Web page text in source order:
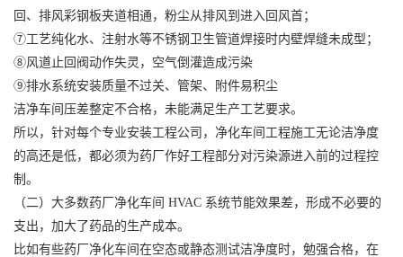
回、排风彩钢板夹道相通，粉尘从排风到进入回风首；
⑦工艺纯化水、注射水等不锈钢卫生管道焊接时内壁焊缝未成型；
⑧风道止回阀动作失灵，空气倒灌造成污染
⑨排水系统安装质量不过关、管架、附件易积尘
洁净车间压差整定不合格，未能满足生产工艺要求。
所以，针对每个专业安装工程公司，净化车间工程施工无论洁净度
的高还是低，都必须为药厂作好工程部分对污染源进入前的过程控
制。
（二）大多数药厂净化车间 HVAC 系统节能效果差，形成不必要的
支出，加大了药品的生产成本。
比如有些药厂净化车间在空态或静态测试洁净度时，勉强合格，在